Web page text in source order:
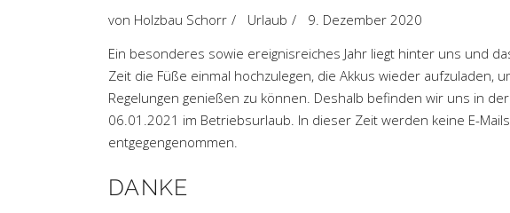
von Holzbau Schorr Urlaub
9. Dezember 2020
Ein besonderes sowie ereignisreiches Jahr liegt hinter uns und
Zeit die Füße einmal hochzulegen, die Akkus wieder aufzuladen,
Regelungen genießen zu können. Deshalb befinden wir uns in
06.01.2021 im Betriebsurlaub. In dieser Zeit werden keine E-
entgegengenommen.
DANKE